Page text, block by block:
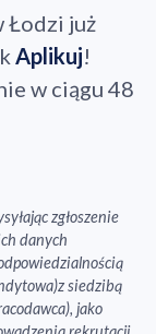
Łodzi już
Aplikuj!
w ciągu 48
zgłoszenie
danych
siedzibą
jako